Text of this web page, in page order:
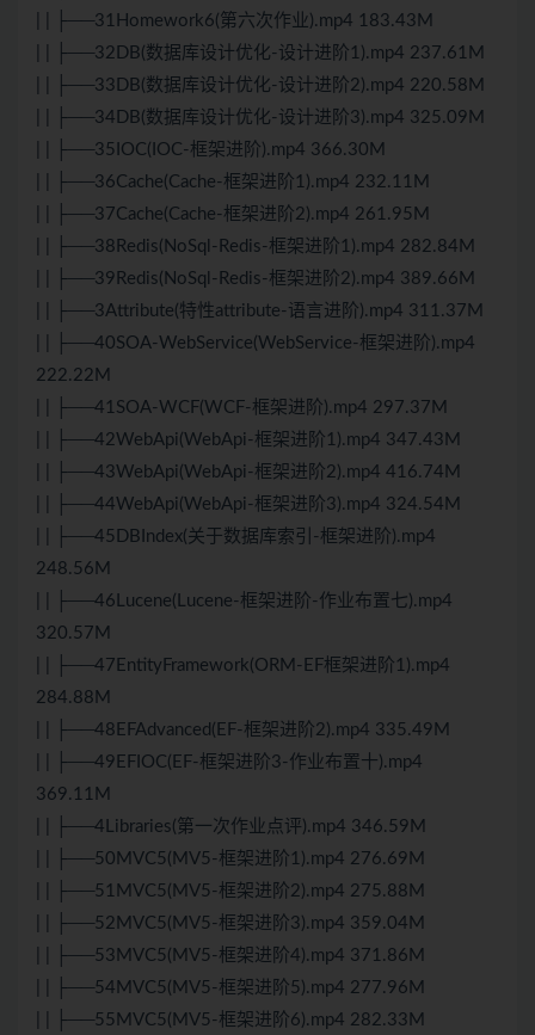
| | ├──31Homework6(第六次作业).mp4 183.43M
| | ├──32DB(数据库设计优化-设计进阶1).mp4 237.61M
| | ├──33DB(数据库设计优化-设计进阶2).mp4 220.58M
| | ├──34DB(数据库设计优化-设计进阶3).mp4 325.09M
| | ├──35IOC(IOC-框架进阶).mp4 366.30M
| | ├──36Cache(Cache-框架进阶1).mp4 232.11M
| | ├──37Cache(Cache-框架进阶2).mp4 261.95M
| | ├──38Redis(NoSql-Redis-框架进阶1).mp4 282.84M
| | ├──39Redis(NoSql-Redis-框架进阶2).mp4 389.66M
| | ├──3Attribute(特性attribute-语言进阶).mp4 311.37M
| | ├──40SOA-WebService(WebService-框架进阶).mp4
222.22M
| | ├──41SOA-WCF(WCF-框架进阶).mp4 297.37M
| | ├──42WebApi(WebApi-框架进阶1).mp4 347.43M
| | ├──43WebApi(WebApi-框架进阶2).mp4 416.74M
| | ├──44WebApi(WebApi-框架进阶3).mp4 324.54M
| | ├──45DBIndex(关于数据库索引-框架进阶).mp4
248.56M
| | ├──46Lucene(Lucene-框架进阶-作业布置七).mp4
320.57M
| | ├──47EntityFramework(ORM-EF框架进阶1).mp4
284.88M
| | ├──48EFAdvanced(EF-框架进阶2).mp4 335.49M
| | ├──49EFIOC(EF-框架进阶3-作业布置十).mp4
369.11M
| | ├──4Libraries(第一次作业点评).mp4 346.59M
| | ├──50MVC5(MV5-框架进阶1).mp4 276.69M
| | ├──51MVC5(MV5-框架进阶2).mp4 275.88M
| | ├──52MVC5(MV5-框架进阶3).mp4 359.04M
| | ├──53MVC5(MV5-框架进阶4).mp4 371.86M
| | ├──54MVC5(MV5-框架进阶5).mp4 277.96M
| | ├──55MVC5(MV5-框架进阶6).mp4 282.33M